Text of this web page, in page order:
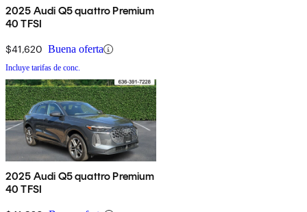
2025 Audi Q5 quattro Premium
40 TFSI
$41,620 Buena oferta
Incluye tarifas de conc.
2025 Audi Q5 quattro Premium
40 TFSI